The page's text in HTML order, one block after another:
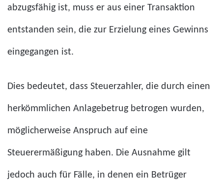
abzugsfähig ist, muss er aus einer Transaktion
entstanden sein, die zur Erzielung eines Gewinns
eingegangen ist.
Dies bedeutet, dass Steuerzahler, die durch einen
herkömmlichen Anlagebetrug betrogen wurden,
möglicherweise Anspruch auf eine
Steuerermäßigung haben. Die Ausnahme gilt
jedoch auch für Fälle, in denen ein Betrüger